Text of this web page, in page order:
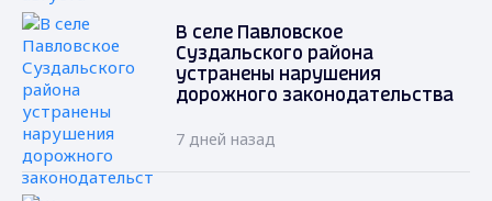
В селе Павловское
Суздальского района
устранены нарушения
дорожного законодательства
7 дней назад